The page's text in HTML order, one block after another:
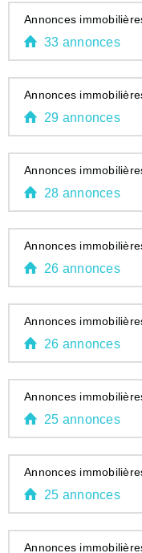
Annonces
33 annonces
Annonces
29 annonces
Annonces
28 annonces
Annonces
26 annonces
Annonces
26 annonces
Annonces
25 annonces
Annonces
25 annonces
Annonces